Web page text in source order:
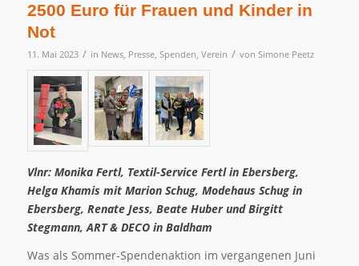
2500 Euro für Frauen und Kinder in
Not
11. Mai 2023 / in News, Presse, Spenden, Verein / von Simone Peetz
Vlnr: Monika Fertl, Textil-Service Fertl in Ebersberg,
Helga Khamis mit Marion Schug, Modehaus Schug in
Ebersberg, Renate Jess, Beate Huber und Birgitt
Stegmann, ART & DECO in Baldham
Was als Sommer-Spendenaktion im vergangenen Juni